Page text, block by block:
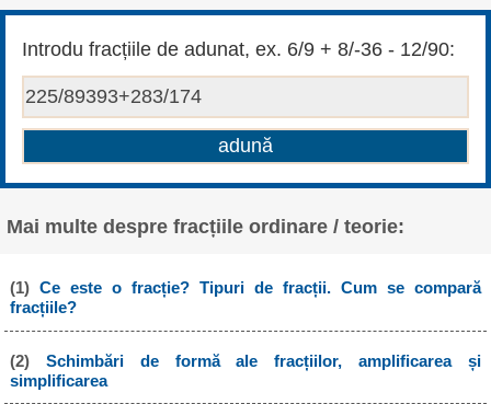
Introdu fracțiile de adunat, ex. 6/9 + 8/-36 - 12/90:
Mai multe despre fracțiile ordinare / teorie:
(1) Ce este o fracție? Tipuri de fracții. Cum se compară
fracțiile?
(2) Schimbări de formă ale fracțiilor, amplificarea și
simplificarea